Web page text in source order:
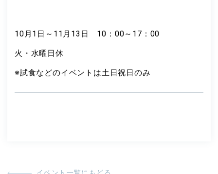
10月1日～11月13日 10：00～17：00
火・水曜日休
※試食などのイベントは土日祝日のみ
イベント一覧にもどる